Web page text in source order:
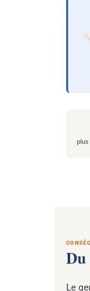
plus
Du
Le